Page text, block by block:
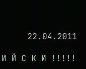
22.04.2011
И Й С К И !!!!!